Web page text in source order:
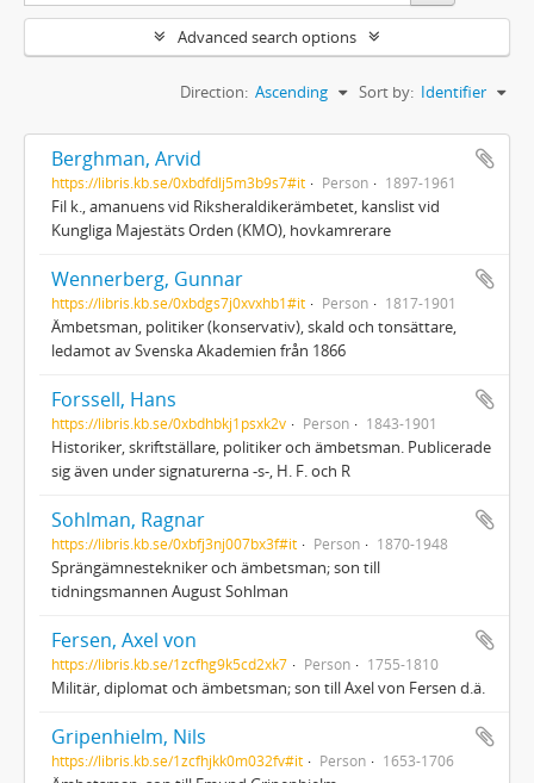
Advanced search options
Sort by: Identifier
Direction: Ascending
Berghman, Arvid
https://libris.kb.se/0xbdfdlj5m3b9s7#it Person 1897-1961
Fil k., amanuens vid Riksheraldikerämbetet, kanslist vid
Kungliga Majestäts Orden (KMO), hovkamrerare
Wennerberg, Gunnar
https://libris.kb.se/0xbdgs7j0xvxhb1#it Person 1817-1901
Ämbetsman, politiker (konservativ), skald och tonsättare,
ledamot av Svenska Akademien från 1866
Forssell, Hans
https://libris.kb.se/0xbdhbkj1psxk2v Person 1843-1901
Historiker, skriftställare, politiker och ämbetsman. Publicerade
sig även under signaturerna -s-, H. F. och R
Sohlman, Ragnar
https://libris.kb.se/0xbfj3nj007bx3f#it Person 1870-1948
Sprängämnestekniker och ämbetsman; son till
tidningsmannen August Sohlman
Fersen, Axel von
https://libris.kb.se/1zcfhg9k5cd2xk7 Person 1755-1810
Militär, diplomat och ämbetsman; son till Axel von Fersen d.ä.
Gripenhielm, Nils
https://libris.kb.se/1zcfhjkk0m032fv#it Person 1653-1706